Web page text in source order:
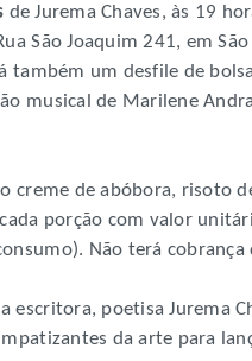
de Jurema Chaves, às 19
São Joaquim 241, em
também um desfile de
musical de Marilene
creme de abóbora, risoto
porção com valor
Não terá cobrança
escritora, poetisa Jurema
da arte para